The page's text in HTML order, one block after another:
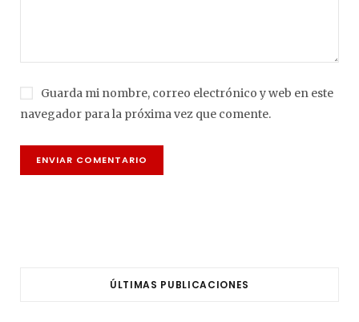
Guarda mi nombre, correo electrónico y web en este
navegador para la próxima vez que comente.
ÚLTIMAS PUBLICACIONES